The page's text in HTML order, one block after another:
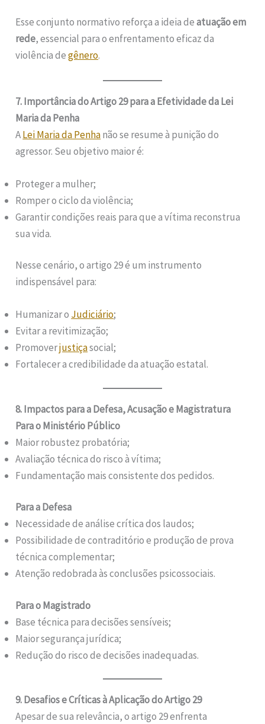
Esse conjunto normativo reforça a ideia deatuação em
rede, essencial para o enfrentamento eficaz da
violência degênero.
7. Importância do Artigo 29 para a Efetividade da Lei
Maria da Penha
ALei Maria da Penhanão se resume à punição do
agressor. Seu objetivo maior é:
Proteger a mulher;
Romper o ciclo da violência;
Garantir condições reais para que a vítima reconstrua
sua vida.
Nesse cenário, o artigo 29 é um instrumento
indispensável para:
Humanizar o Judiciário;
Evitar a revitimização;
Promoverjustiçasocial;
Fortalecer a credibilidade da atuação estatal.
8. Impactos para a Defesa, Acusação e Magistratura
Para o Ministério Público
Maior robustez probatória;
Avaliação técnica do risco à vítima;
Fundamentação mais consistente dos pedidos.
Para a Defesa
Necessidade de análise crítica dos laudos;
Possibilidade de contraditório e produção de prova
técnica complementar;
Atenção redobrada às conclusões psicossociais.
Para o Magistrado
Base técnica para decisões sensíveis;
Maior segurança jurídica;
Redução do risco de decisões inadequadas.
9. Desafios e Críticas à Aplicação do Artigo 29
Apesar de sua relevância, o artigo 29 enfrenta